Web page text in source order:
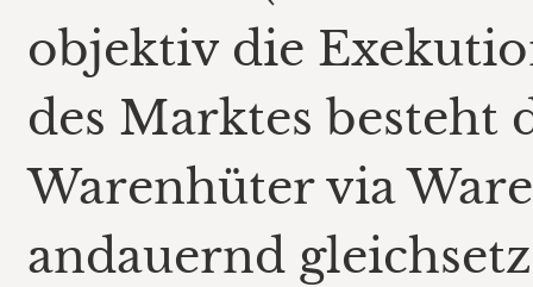
objektiv die
des Marktes besteht
Warenhüter via
andauernd